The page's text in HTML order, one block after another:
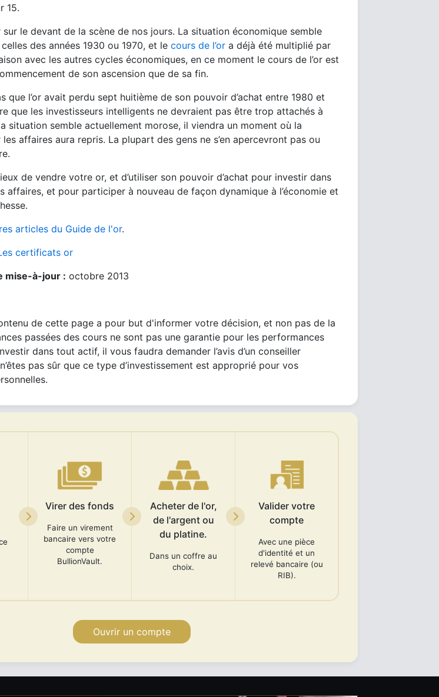
15.
sur le devant de la scène de nos jours. La situation économique semble
des années 1930 ou 1970, et le cours de l’or a déjà été multiplié par
avec les autres cycles économiques, en ce moment le cours de l’or est
de son ascension que de sa fin.
que l’or avait perdu sept huitième de son pouvoir d’achat entre 1980 et
que les investisseurs intelligents ne devraient pas être trop attachés à
situation semble actuellement morose, il viendra un moment où la
affaires aura repris. La plupart des gens ne s’en apercevront pas ou
de vendre votre or, et d’utiliser son pouvoir d’achat pour investir dans
affaires, et pour participer à nouveau de façon dynamique à l’économie et
articles du Guide de l'or.
certificats or
mise-à-jour : octobre 2013
de cette page a pour but d'informer votre décision, et non pas de la
passées des cours ne sont pas une garantie pour les performances
dans tout actif, il vous faudra demander l’avis d’un conseiller
pas sûr que ce type d’investissement est approprié pour vos
Virer des fonds
Faire un virement
bancaire vers votre
compte
BullionVault.
Acheter de l'or,
de l'argent ou
du platine.
Dans un coffre au
choix.
Valider votre
compte
Avec une pièce
d'identité et un
relevé bancaire (ou
RIB).
Ouvrir un compte